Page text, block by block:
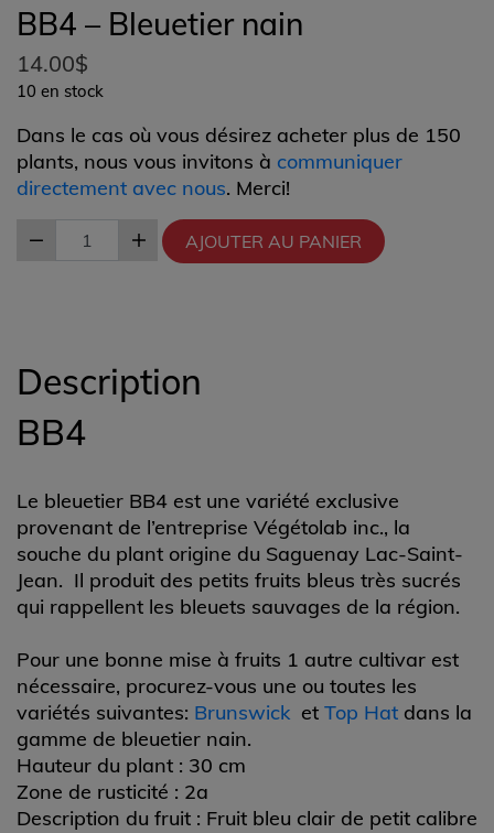
BB4 – Bleuetier nain
14.00$
10 en stock
Dans le cas où vous désirez acheter plus de 150
plants, nous vous invitons à communiquer
directement avec nous. Merci!
AJOUTER AU PANIER
Description
BB4
Le bleuetier BB4 est une variété exclusive
provenant de l’entreprise Végétolab inc., la
souche du plant origine du Saguenay Lac-Saint-
Jean. Il produit des petits fruits bleus très sucrés
qui rappellent les bleuets sauvages de la région.
Pour une bonne mise à fruits 1 autre cultivar est
nécessaire, procurez-vous une ou toutes les
variétés suivantes: Brunswick et Top Hat dans la
gamme de bleuetier nain.
Hauteur du plant : 30 cm
Zone de rusticité : 2a
Description du fruit : Fruit bleu clair de petit calibre